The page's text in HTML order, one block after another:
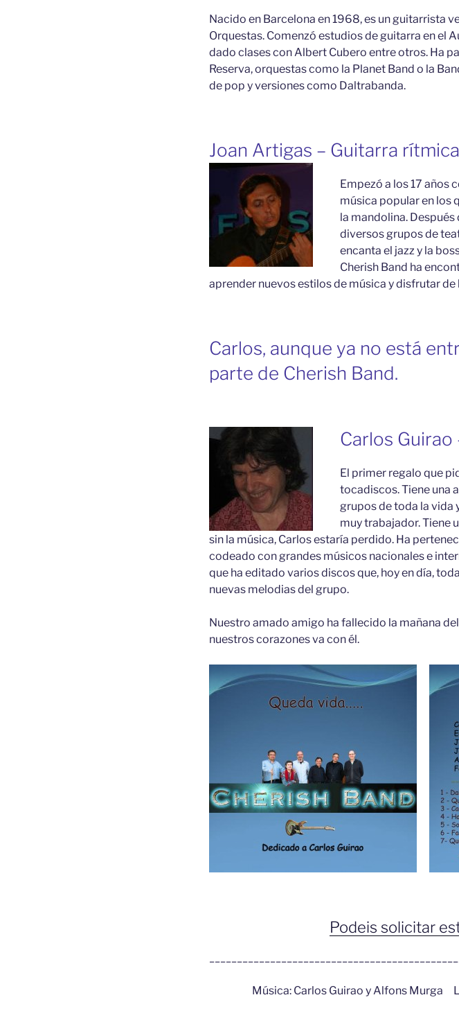
Nacido en Barcelona en 1968, es un guitarrista
Orquestas. Comenzó estudios de guitarra en el
dado clases con Albert Cubero entre otros. Ha
Reserva, orquestas como la Planet Band o la
de pop y versiones como Daltrabanda.
Joan Artigas – Guitarra
Empezó a los 17
música popular en los
la mandolina.
diversos grupos de
encanta el jazz y la
Cherish Band ha
aprender nuevos estilos de música y disfrutar
Carlos, aunque ya no está
parte de Cherish Band.
Carlos Guirao
El primer regalo que
tocadiscos. Tiene una
grupos de toda la vida
muy trabajador. Tiene
sin la música, Carlos estaría perdido. Ha
codeado con grandes músicos nacionales e
que ha editado varios discos que, hoy en día,
nuevas melodias del grupo.
Nuestro amado amigo ha fallecido la mañana
nuestros corazones va con él.
Podeis solicitar
Música: Carlos Guirao y Alfons Murga